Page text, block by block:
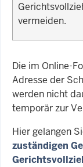
vermeiden.
Die im Online-
Adresse der
werden nicht
temporär zur
Hier gelangen
zuständigen